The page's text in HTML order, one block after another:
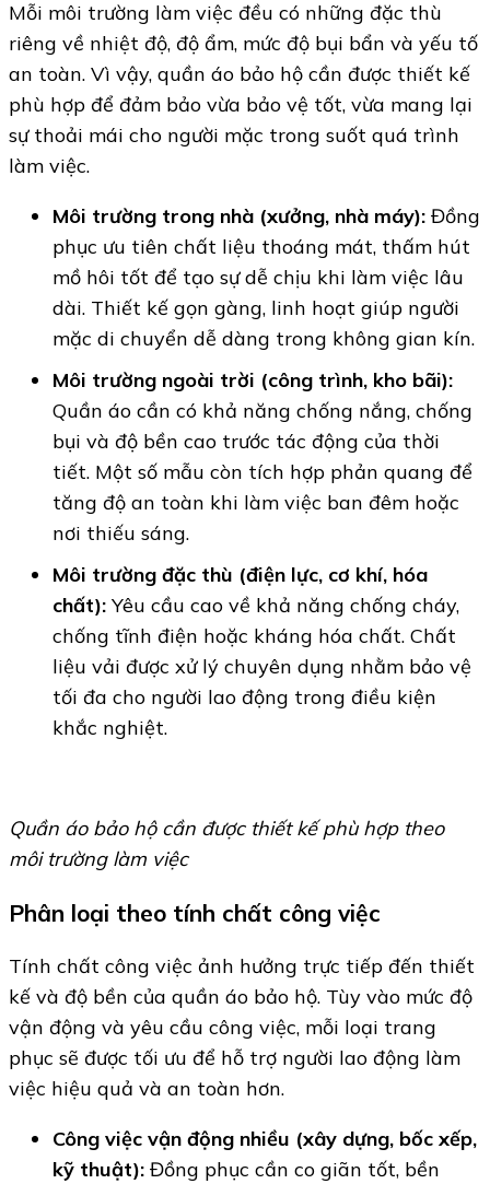
Mỗi môi trường làm việc đều có những đặc thù
riêng về nhiệt độ, độ ẩm, mức độ bụi bẩn và yếu tố
an toàn. Vì vậy, quần áo bảo hộ cần được thiết kế
phù hợp để đảm bảo vừa bảo vệ tốt, vừa mang lại
sự thoải mái cho người mặc trong suốt quá trình
làm việc.
Môi trường trong nhà (xưởng, nhà máy): Đồng
phục ưu tiên chất liệu thoáng mát, thấm hút
mồ hôi tốt để tạo sự dễ chịu khi làm việc lâu
dài. Thiết kế gọn gàng, linh hoạt giúp người
mặc di chuyển dễ dàng trong không gian kín.
Môi trường ngoài trời (công trình, kho bãi):
Quần áo cần có khả năng chống nắng, chống
bụi và độ bền cao trước tác động của thời
tiết. Một số mẫu còn tích hợp phản quang để
tăng độ an toàn khi làm việc ban đêm hoặc
nơi thiếu sáng.
Môi trường đặc thù (điện lực, cơ khí, hóa
chất): Yêu cầu cao về khả năng chống cháy,
chống tĩnh điện hoặc kháng hóa chất. Chất
liệu vải được xử lý chuyên dụng nhằm bảo vệ
tối đa cho người lao động trong điều kiện
khắc nghiệt.
Quần áo bảo hộ cần được thiết kế phù hợp theo
môi trường làm việc
Phân loại theo tính chất công việc
Tính chất công việc ảnh hưởng trực tiếp đến thiết
kế và độ bền của quần áo bảo hộ. Tùy vào mức độ
vận động và yêu cầu công việc, mỗi loại trang
phục sẽ được tối ưu để hỗ trợ người lao động làm
việc hiệu quả và an toàn hơn.
Công việc vận động nhiều (xây dựng, bốc xếp,
kỹ thuật): Đồng phục cần co giãn tốt, bền